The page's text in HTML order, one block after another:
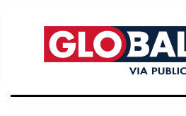
publicitarios